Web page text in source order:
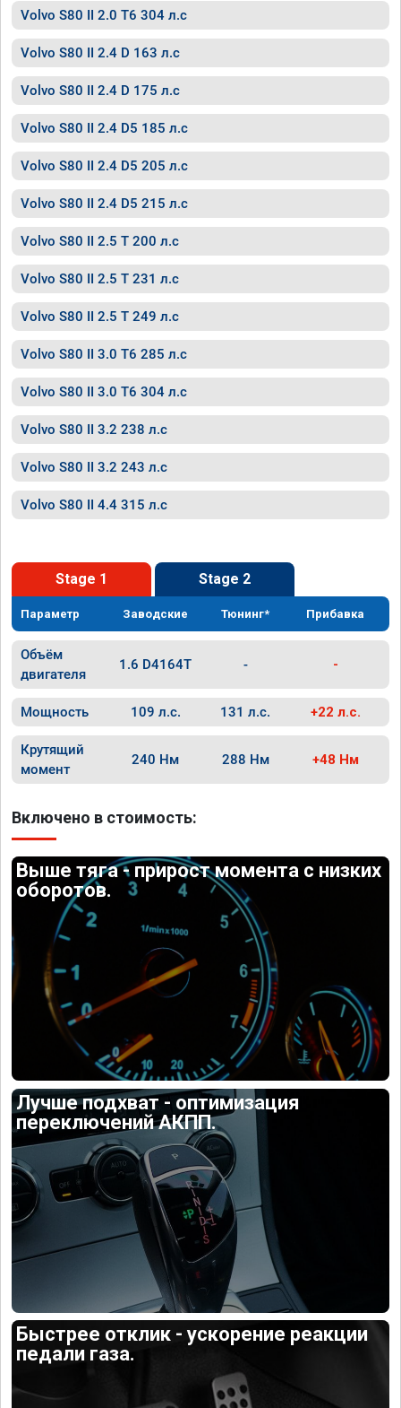
Volvo S80 II 2.0 T6 304 л.с
Volvo S80 II 2.4 D 163 л.с
Volvo S80 II 2.4 D 175 л.с
Volvo S80 II 2.4 D5 185 л.с
Volvo S80 II 2.4 D5 205 л.с
Volvo S80 II 2.4 D5 215 л.с
Volvo S80 II 2.5 T 200 л.с
Volvo S80 II 2.5 T 231 л.с
Volvo S80 II 2.5 T 249 л.с
Volvo S80 II 3.0 T6 285 л.с
Volvo S80 II 3.0 T6 304 л.с
Volvo S80 II 3.2 238 л.с
Volvo S80 II 3.2 243 л.с
Volvo S80 II 4.4 315 л.с
Stage 1 Stage 2
Параметр Заводские Тюнинг* Прибавка
Объём
двигателя
1.6 D4164T - -
Мощность 109 л.с. 131 л.с. +22 л.с.
Крутящий
момент
240 Нм 288 Нм +48 Нм
Включено в стоимость:
Выше тяга - прирост момента с низких
оборотов.
Лучше подхват - оптимизация
переключений АКПП.
Быстрее отклик - ускорение реакции
педали газа.